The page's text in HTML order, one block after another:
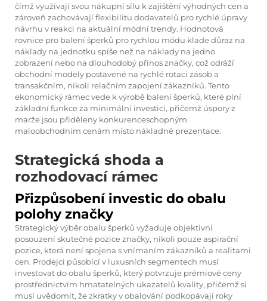
čímž využívají svou nákupní sílu k zajištění výhodných cen a
zároveň zachovávají flexibilitu dodavatelů pro rychlé úpravy
návrhu v reakci na aktuální módní trendy. Hodnotová
rovnice pro balení šperků pro rychlou módu klade důraz na
náklady na jednotku spíše než na náklady na jedno
zobrazení nebo na dlouhodobý přínos značky, což odráží
obchodní modely postavené na rychlé rotaci zásob a
transakčním, nikoli relačním zapojení zákazníků. Tento
ekonomický rámec vede k výrobě balení šperků, které plní
základní funkce za minimální investici, přičemž úspory z
marže jsou přiděleny konkurenceschopným
maloobchodním cenám místo nákladné prezentace.
Strategická shoda a
rozhodovací rámec
Přizpůsobení investic do obalu
polohy značky
Strategický výběr obalu šperků vyžaduje objektivní
posouzení skutečné pozice značky, nikoli pouze aspirační
pozice, která není spojena s vnímaním zákazníků a realitami
cen. Prodejci působící v luxusních segmentech musí
investovat do obalu šperků, který potvrzuje prémiové ceny
prostřednictvím hmatatelných ukazatelů kvality, přičemž si
musí uvědomit, že zkratky v obalování podkopávají roky